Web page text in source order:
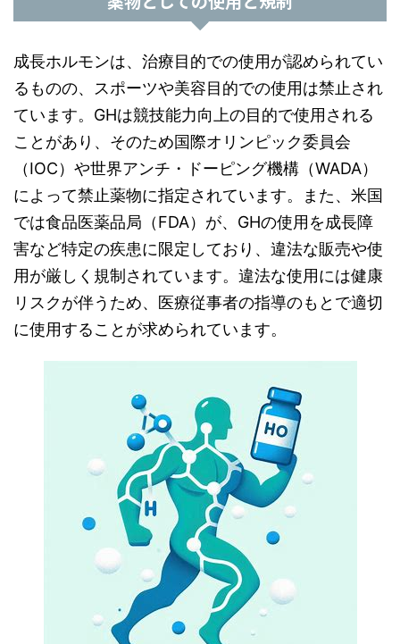
成長ホルモンは、治療目的での使用が認められてい
るものの、スポーツや美容目的での使用は禁止され
ています。GHは競技能力向上の目的で使用される
ことがあり、そのため国際オリンピック委員会
（IOC）や世界アンチ・ドーピング機構（WADA）
によって禁止薬物に指定されています。また、米国
では食品医薬品局（FDA）が、GHの使用を成長障
害など特定の疾患に限定しており、違法な販売や使
用が厳しく規制されています。違法な使用には健康
リスクが伴うため、医療従事者の指導のもとで適切
に使用することが求められています。